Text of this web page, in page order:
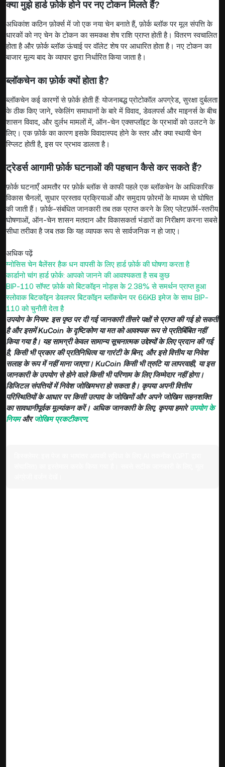
क्या मुझे हार्ड फ़ोर्क होने पर नए टोकन मिलते हैं?
अधिकांश कठिन फ़ोर्क्स में जो एक नया चेन बनाते हैं, फ़ोर्क ब्लॉक पर मूल संपत्ति के
धारकों को नए चेन के टोकन का समकक्ष शेष राशि प्राप्त होती है। वितरण स्वचालित
होता है और फ़ोर्क ब्लॉक ऊंचाई पर वॉलेट शेष पर आधारित होता है। नए टोकन का
बाजार मूल्य बाद के व्यापार द्वारा निर्धारित किया जाता है।
ब्लॉकचेन का फ़ोर्क क्यों होता है?
ब्लॉकचेन कई कारणों से फ़ोर्क होती हैं: योजनाबद्ध प्रोटोकॉल अपग्रेड, सुरक्षा दुर्बलता
के ठीक किए जाने, स्केलिंग समाधानों के बारे में विवाद, डेवलपर्स और माइनर्स के बीच
शासन विवाद, और दुर्लभ मामलों में, ऑन-चेन एक्सप्लॉइट के प्रभावों को उलटने के
लिए। एक फ़ोर्क का कारण इसके विवादास्पद होने के स्तर और क्या स्थायी चेन
स्प्लिट होती है, इस पर प्रभाव डालता है।
ट्रेडर्स आगामी फ़ोर्क घटनाओं की पहचान कैसे कर सकते हैं?
फ़ोर्क घटनाएँ आमतौर पर फ़ोर्क ब्लॉक से काफी पहले एक ब्लॉकचेन के आधिकारिक
विकास चैनलों, सुधार प्रस्ताव प्रक्रियाओं और समुदाय फ़ोरमों के माध्यम से घोषित
की जाती हैं। फ़ोर्क-संबंधित जानकारी तब तक प्राप्त करने के लिए प्लेटफ़ॉर्म-स्तरीय
घोषणाओं, ऑन-चेन शासन मतदान और विकासकर्ता भंडारों का निरीक्षण करना सबसे
सीधा तरीका है जब तक कि यह व्यापक रूप से सार्वजनिक न हो जाए।
अधिक पढ़ें
ग्नोसिस चेन बैलेंसर हैक धन वापसी के लिए हार्ड फ़ोर्क की घोषणा करता है
कार्डानो चांग हार्ड फ़ोर्क: आपको जानने की आवश्यकता है सब कुछ
BIP-110 सॉफ्ट फ़ोर्क को बिटकॉइन नोड्स के 2.38% से समर्थन प्राप्त हुआ
स्लोवाक बिटकॉइन डेवलपर बिटकॉइन ब्लॉकचेन पर 66KB इमेज के साथ BIP-
110 को चुनौती देता है
उपयोग के नियम: इस पृष्ठ पर दी गई जानकारी तीसरे पक्षों से प्राप्त की गई हो सकती
है और इसमें KuCoin के दृष्टिकोण या मत को आवश्यक रूप से प्रतिबिंबित नहीं
किया गया है। यह सामग्री केवल सामान्य सूचनात्मक उद्देश्यों के लिए प्रदान की गई
है, किसी भी प्रकार की प्रतिनिधित्व या गारंटी के बिना, और इसे वित्तीय या निवेश
सलाह के रूप में नहीं माना जाएगा। KuCoin किसी भी त्रुटि या लापरवाही, या इस
जानकारी के उपयोग से होने वाले किसी भी परिणाम के लिए जिम्मेदार नहीं होगा।
डिजिटल संपत्तियों में निवेश जोखिमभरा हो सकता है। कृपया अपनी वित्तीय
परिस्थितियों के आधार पर किसी उत्पाद के जोखिमों और अपने जोखिम सहनशक्ति
का सावधानीपूर्वक मूल्यांकन करें। अधिक जानकारी के लिए, कृपया हमारेउपयोग के
नियमऔरजोखिम प्रकटीकरण.